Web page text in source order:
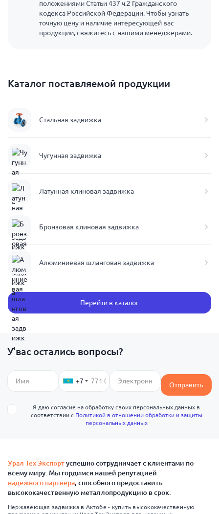
положениями Статьи 437 ч.2 Гражданского
кодекса Российской Федерации. Чтобы узнать
точную цену и наличие интересующей вас
продукции, свяжитесь с нашими менеджерами.
Каталог поставляемой продукции
Стальная задвижка
Чугунная задвижка
Латунная клиновая задвижка
Бронзовая клиновая задвижка
Алюминиевая шланговая задвижка
Перейти в каталог
У вас остались вопросы?
+7 Отправить
Я даю согласие на обработку своих персональных данных в
соответствии с Политикой в отношении обработки и защиты
персональных данных
Урал Тех Экспортуспешно сотрудничает с клиентами по
всему миру. Мы гордимся нашей репутацией
надежного партнера, способного предоставить
высококачественную металлопродукцию в срок.
Нержавеющая задвижка в Актобе - купить высококачественную